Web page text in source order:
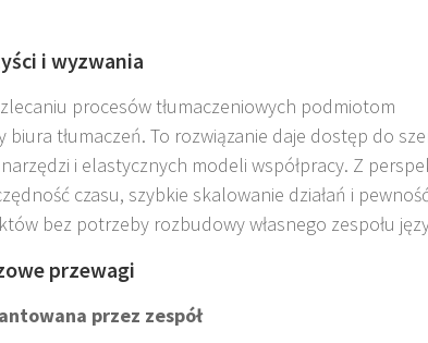
i wyzwania
procesów tłumaczeniowych podmiotom
biura tłumaczeń. To rozwiązanie daje dostęp do
i elastycznych modeli współpracy. Z
czasu, szybkie skalowanie działań i
bez potrzeby rozbudowy własnego zespołu
przewagi
przez zespół